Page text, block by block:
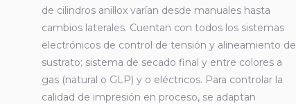
de cilindros anillox varían desde manuales hasta
cambios laterales. Cuentan con todos los sistemas
electrónicos de control de tensión y alineamiento de
sustrato; sistema de secado final y entre colores a
gas (natural o GLP) y o eléctricos. Para controlar la
calidad de impresión en proceso, se adaptan